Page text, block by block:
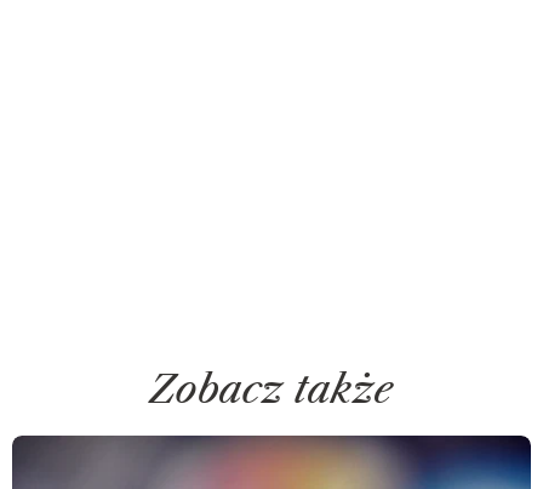
Zobacz także